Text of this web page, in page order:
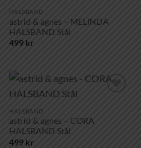
HALSBAND
astrid & agnes – MELINDA
HALSBAND Stål
499 kr
HALSBAND
astrid & agnes – CORA
HALSBAND Stål
499 kr